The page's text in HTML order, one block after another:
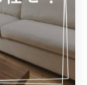
ンションや、
れます。これ
やすい点が強み